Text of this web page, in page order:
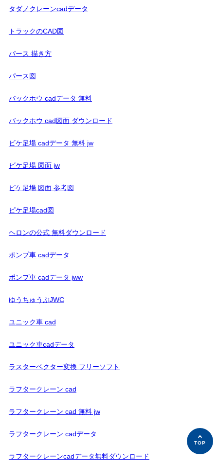
タダノクレーンcadデータ
トラックのCAD図
パース 描き方
パース図
バックホウ cadデータ 無料
バックホウ cad図面 ダウンロード
ビケ足場 cadデータ 無料 jw
ビケ足場 図面 jw
ピケ足場 図面 参考図
ピケ足場cad図
ヘロンの公式 無料ダウンロード
ポンプ車 cadデータ
ポンプ車 cadデータ jww
ゆうちゅうぶJWC
ユニック車 cad
ユニック車cadデータ
ラスターベクター変換 フリーソフト
ラフタークレーン cad
ラフタークレーン cad 無料 jw
ラフタークレーン cadデータ
ラフタークレーンcadデータ無料ダウンロード